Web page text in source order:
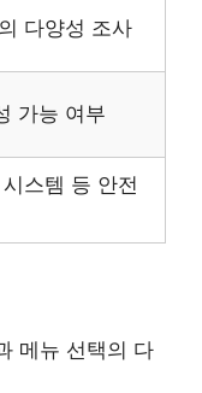
다양성 조사
가능 여부
스템 등 안전
메뉴 선택의 다